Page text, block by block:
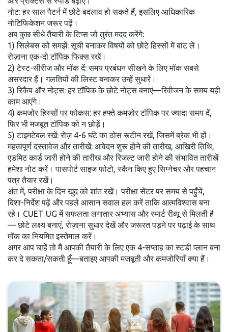
नोट: हर साल पैटर्न में छोटे बदलाव हो सकते हैं, इसलिए आधिकारिक
नोटिफिकेशन जरूर पढ़ें।
अब कुछ सीधे तैयारी के टिप्स जो तुरंत मदद करेंगे:
1) सिलेबस को समझें: सूची बनाकर विषयों को छोटे हिस्सों में बांट लें।
रोज़ाना एक-दो टॉपिक फिक्स रखें।
2) टेस्ट-सीरीज और मॉक दें: समय प्रबंधन सीखने के लिए मॉक सबसे
असरदार हैं। गलतियों की लिस्ट बनाकर उन्हें सुधारें।
3) रिकैप और नोट्स: हर टॉपिक के छोटे नोट्स बनाएं—रिवीजन के समय यही
काम आएंगे।
4) कमजोर हिस्सों पर फोकस: हर हफ्ते कमज़ोर टॉपिक पर ज्यादा समय दें,
फिर भी मजबूत टॉपिक को न छोड़ें।
5) टाइमटेबल रखें: रोज़ 4-6 घंटे का ठोस रूटीन रखें, जिसमें ब्रेक भी हों।
महत्वपूर्ण दस्तावेज और तारीखें: आवेदन शुरू होने की तारीख, आखिरी तिथि,
एडमिट कार्ड जारी होने की तारीख और रिजल्ट जारी होने की संभावित तारीखें
हमेशा नोट करें। पासपोर्ट साइज फोटो, स्कैन किए हुए सिग्नेचर और पहचान
पत्र तैयार रखें।
अंत में, परीक्षा के दिन खुद को शांत रखें। परीक्षा सेंटर पर समय से पहुँचें,
दिशा-निर्देश पढ़ें और पहले आसान सवाल हल करें ताकि आत्मविश्वास बना
रहे। CUET UG में सफलता लगातार अभ्यास और स्मार्ट रीव्यू से मिलती है
— छोटे लक्ष्य बनाएं, रोज़ाना सुधार देखें और जरूरत पड़ने पर पढ़ाई के साथ
मॉक का नियमित इस्तेमाल करें।
अगर आप चाहें तो मैं आपकी तैयारी के लिए एक 4-सप्ताह का स्टडी प्लान बना
कर दे सकता/सकती हूँ—बताइए आपकी मजबूती और कमजोरियाँ क्या हैं।